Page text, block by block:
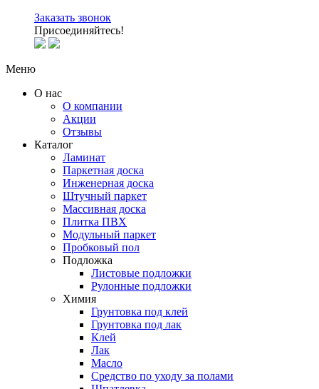
Заказать звонок
Присоединяйтесь!
Меню
О нас
О компании
Акции
Отзывы
Каталог
Ламинат
Паркетная доска
Инженерная доска
Штучный паркет
Массивная доска
Плитка ПВХ
Модульный паркет
Пробковый пол
Подложка
Листовые подложки
Рулонные подложки
Химия
Грунтовка под клей
Грунтовка под лак
Клей
Лак
Масло
Средство по уходу за полами